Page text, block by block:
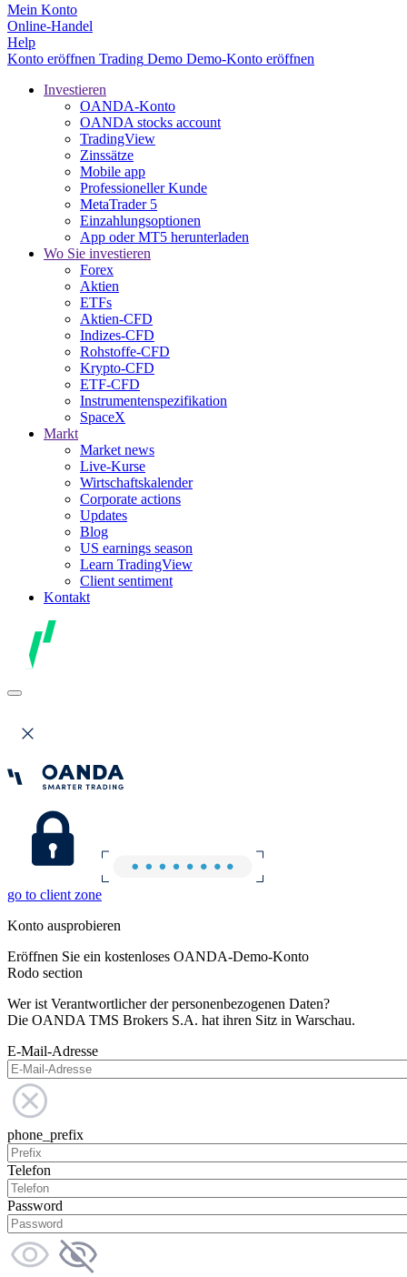
Mein Konto
Online-Handel
Help
Konto eröffnen Trading Demo Demo-Konto eröffnen
Investieren
OANDA-Konto
OANDA stocks account
TradingView
Zinssätze
Mobile app
Professioneller Kunde
MetaTrader 5
Einzahlungsoptionen
App oder MT5 herunterladen
Wo Sie investieren
Forex
Aktien
ETFs
Aktien-CFD
Indizes-CFD
Rohstoffe-CFD
Krypto-CFD
ETF-CFD
Instrumentenspezifikation
SpaceX
Markt
Market news
Live-Kurse
Wirtschaftskalender
Corporate actions
Updates
Blog
US earnings season
Learn TradingView
Client sentiment
Kontakt
go to client zone
Konto ausprobieren
Eröffnen Sie ein kostenloses OANDA-Demo-Konto
Rodo section
Wer ist Verantwortlicher der personenbezogenen Daten?
Die OANDA TMS Brokers S.A. hat ihren Sitz in Warschau.
E-Mail-Adresse
phone_prefix
Telefon
Password